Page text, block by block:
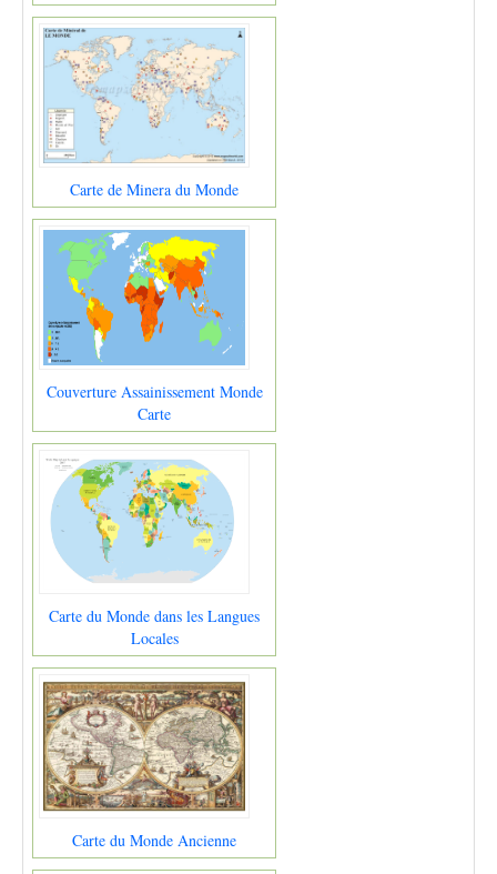
Carte de Minera du Monde
Couverture Assainissement Monde
Carte
Carte du Monde dans les Langues
Locales
Carte du Monde Ancienne